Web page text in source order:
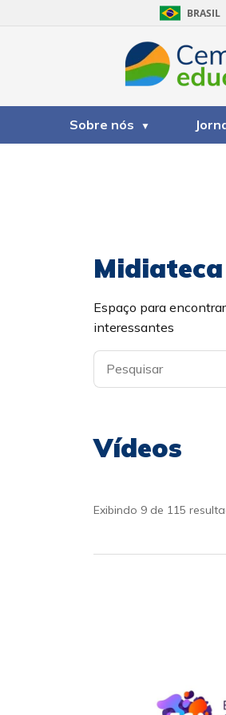
BRASIL
Sobre nós
Midiateca
Espaço para
interessantes
Vídeos
Exibindo 9 de 115